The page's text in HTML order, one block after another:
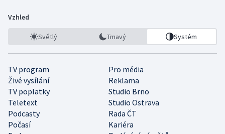
Vzhled
Světlý Tmavý Systém
TV program
Pro média
Živé vysílání
Reklama
TV poplatky
Studio Brno
Teletext
Studio Ostrava
Podcasty
Rada ČT
Počasí
Kariéra